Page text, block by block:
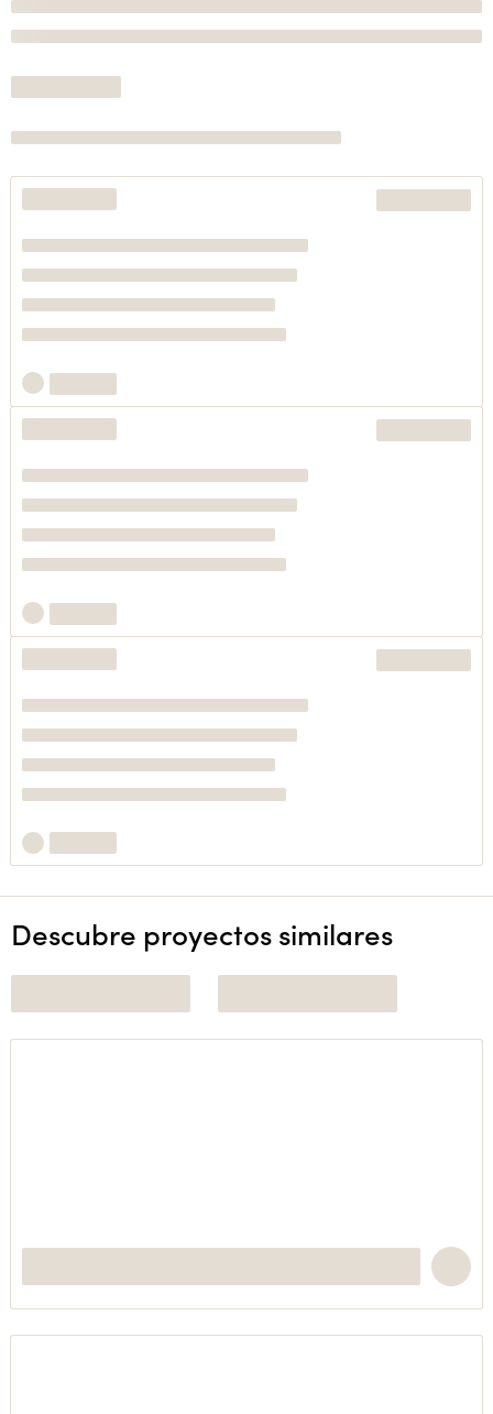
Descubre proyectos similares